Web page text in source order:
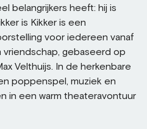
belangrijkers heeft: hij is
is Kikker is een
voor iedereen vanaf
vriendschap, gebaseerd op
Velthuijs. In de herkenbare
poppenspel, muziek en
in een warm theateravontuur